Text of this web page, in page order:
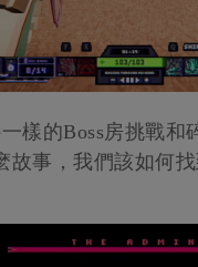
樣的Boss房挑戰
故事，我們該如何